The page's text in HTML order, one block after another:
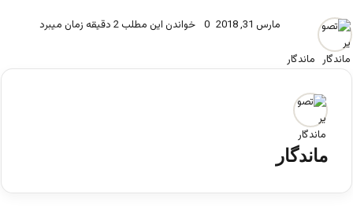
ماندگار
مارس 31, 2018 0 خواندن این مطلب 2 دقیقه زمان میبرد
ماندگار